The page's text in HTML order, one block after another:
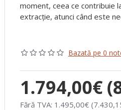
moment, ceea ce contribuie
extracție, atunci când este
Bazată pe 0
1.794,00€
Fără TVA: 1.495,00€